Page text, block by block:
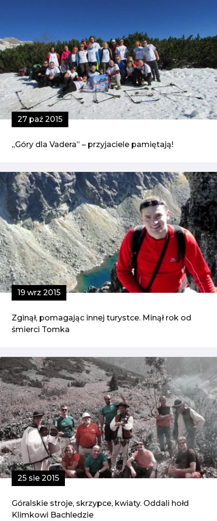
27 paź 2015
„Góry dla Vadera” – przyjaciele pamiętają!
19 wrz 2015
Zginął, pomagając innej turystce. Minął rok od
śmierci Tomka
25 sie 2015
Góralskie stroje, skrzypce, kwiaty. Oddali hołd
Klimkowi Bachledzie